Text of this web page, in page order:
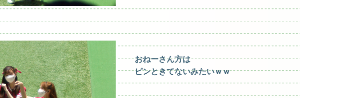
おねーさん方は
ピンときてないみたいｗｗ